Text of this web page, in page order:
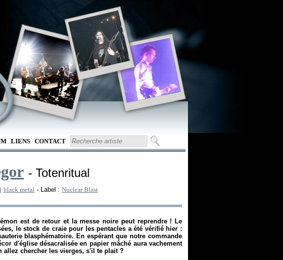
LIENS CONTACT
- Totenritual
black metal - Label : Nuclear Blast
est de retour et la messe noire peut reprendre ! Le
le stock de craie pour les pentacles a été vérifié hier :
blasphématoire. En espérant que notre commande
d'église désacralisée en papier mâché aura vachement
allez chercher les vierges, s'il te plait ?